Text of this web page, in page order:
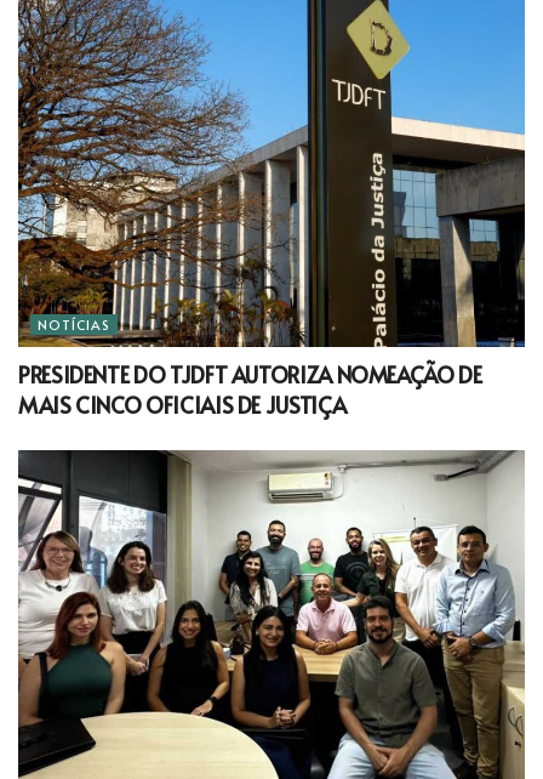
NOTÍCIAS
PRESIDENTE DO TJDFT AUTORIZA NOMEAÇÃO DE
MAIS CINCO OFICIAIS DE JUSTIÇA